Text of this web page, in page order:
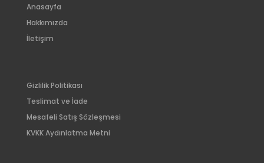
Anasayfa
Hakkımızda
İletişim
Gizlilik Politikası
Teslimat ve İade
Mesafeli Satış Sözleşmesi
KVKK Aydınlatma Metni